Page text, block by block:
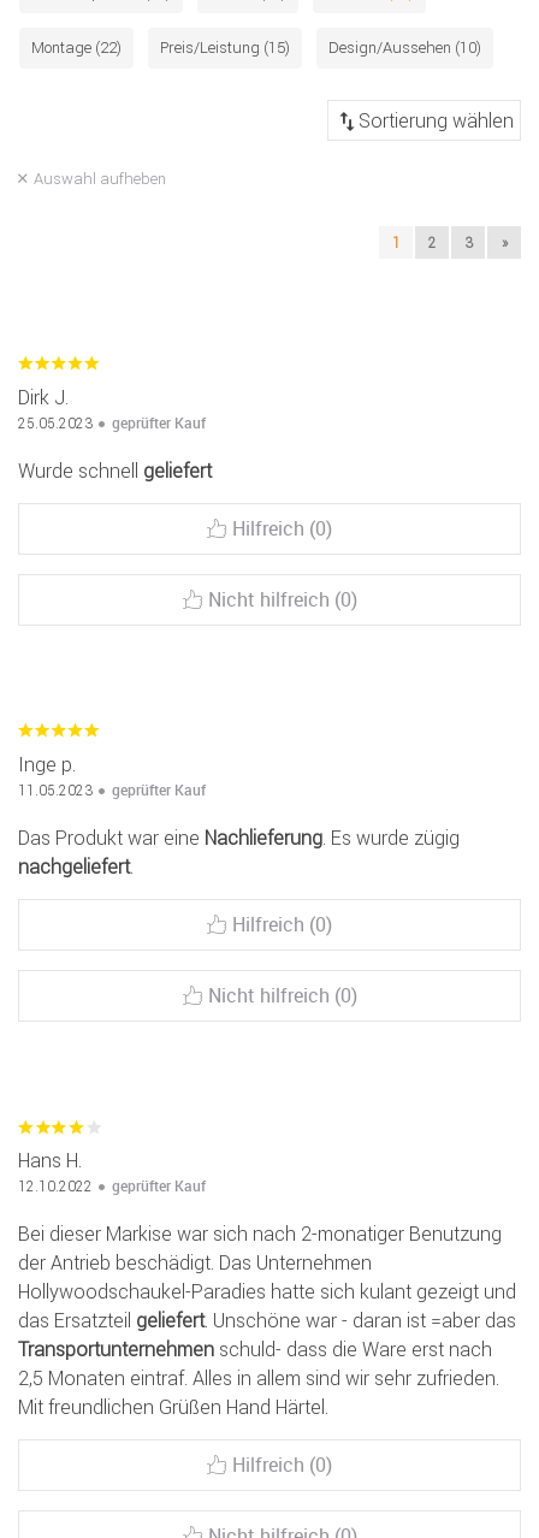
Montage (22) Preis/Leistung (15) Design/Aussehen (10)
Auswahl aufheben
1 2 3 »
Dirk J.
25.05.2023 geprüfter Kauf
Wurde schnell geliefert
Hilfreich (0)
Nicht hilfreich (0)
Inge p.
11.05.2023 geprüfter Kauf
Das Produkt war eine Nachlieferung. Es wurde zügig
nachgeliefert.
Hilfreich (0)
Nicht hilfreich (0)
Hans H.
12.10.2022 geprüfter Kauf
Bei dieser Markise war sich nach 2-monatiger Benutzung
der Antrieb beschädigt. Das Unternehmen
Hollywoodschaukel-Paradies hatte sich kulant gezeigt und
das Ersatzteil geliefert. Unschöne war - daran ist =aber das
Transportunternehmen schuld- dass die Ware erst nach
2,5 Monaten eintraf. Alles in allem sind wir sehr zufrieden.
Mit freundlichen Grüßen Hand Härtel.
Hilfreich (0)